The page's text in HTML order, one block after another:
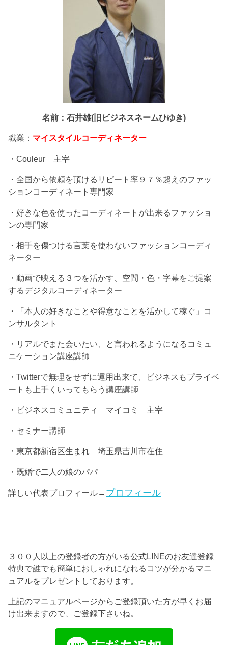
名前：石井雄(旧ビジネスネームひゆき)
職業： マイスタイルコーディネーター
・Couleur 主宰
・全国から依頼を頂けるリピート率９７％超えのファッ
ションコーディネート専門家
・好きな色を使ったコーディネートが出来るファッショ
ンの専門家
・相手を傷つける言葉を使わないファッションコーディ
ネーター
・動画で映える３つを活かす、空間・色・字幕をご提案
するデジタルコーディネーター
・「本人の好きなことや得意なことを活かして稼ぐ」コ
ンサルタント
・リアルでまた会いたい、と言われるようになるコミュ
ニケーション講座講師
・Twitterで無理をせずに運用出来て、ビジネスもプライベ
ートも上手くいってもらう講座講師
・ビジネスコミュニティ マイコミ 主宰
・セミナー講師
・東京都新宿区生まれ 埼玉県吉川市在住
・既婚で二人の娘のパパ
詳しい代表プロフィール→ プロフィール
３００人以上の登録者の方がいる公式LINEのお友達登録
特典で誰でも簡単におしゃれになれるコツが分かるマニ
ュアルをプレゼントしております。
上記のマニュアルページからご登録頂いた方が早くお届
け出来ますので、ご登録下さいね。